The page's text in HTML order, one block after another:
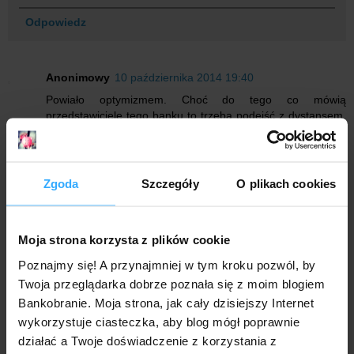
Zgoda Szczegóły O plikach cookies
Moja strona korzysta z plików cookie
Poznajmy się! A przynajmniej w tym kroku pozwól, by
Twoja przeglądarka dobrze poznała się z moim blogiem
Bankobranie. Moja strona, jak cały dzisiejszy Internet
wykorzystuje ciasteczka, aby blog mógł poprawnie
działać a Twoje doświadczenie z korzystania z
Odpowiedz
Anonimowy 10 października 2014 19:40
Powiało optymizmem. Choć do tego co mówią
przedstawiciele tego banku to trzeba podejść z dystansem.
Odpowiedzi
Ja podobnie. Minęło 10 dni od pozytywnego
jeszcze żadnej informacji o przyznaniu/wysyłce tableta.
Trzeba pewnie jeszczce trochę poczekać. Czy ktoś już
dostał tablet po oświadczeniu prezesa BNP?
Odpowiedz